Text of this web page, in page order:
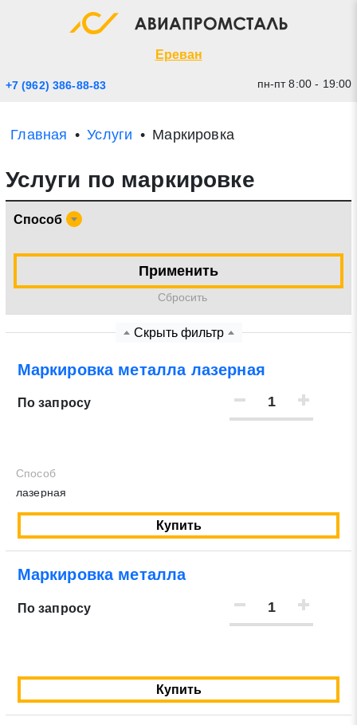
Ереван
+7 (962) 386-88-83 пн-пт 8:00 - 19:00
Главная Услуги Маркировка
Услуги по маркировке
Способ
Применить
Cбросить
Скрыть фильтр
Маркировка металла лазерная
По запросу
Способ
лазерная
Купить
Маркировка металла
По запросу
Купить
Экспресс заявка
* - обязательные поля для заполнения
Прикрепить файл (до 20 mb)
Отправить заявку
согласие на обработку своих персональных данных в
также соглашаетесь на информационную рассылку по